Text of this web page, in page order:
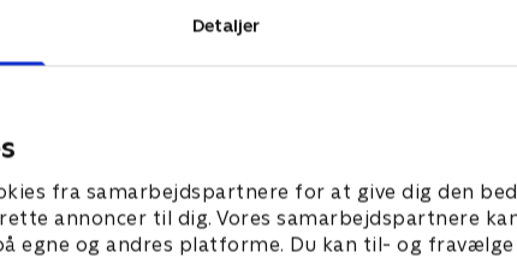
Detaljer
fra samarbejdspartnere for at give dig den
annoncer til dig. Vores samarbejdspartnere
egne og andres platforme. Du kan til- og fravælge